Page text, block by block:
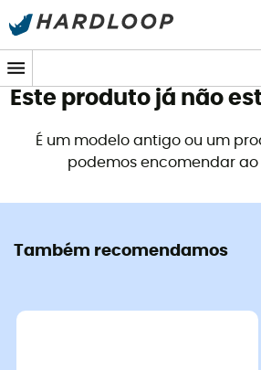
Promoções de verão 🔥 -5% EXTRA
Este produto já não
É um modelo antigo ou um
podemos encomendar ao
Também recomendamos